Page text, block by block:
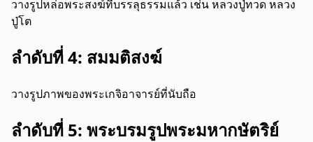
วางรูปหล่อพระสงฆ์ที่บรรลุธรรมแล้ว เช่น หลวงปู่ทวด หลวง
ปู่โต
ลำดับที่ 4: สมมติสงฆ์
วางรูปภาพของพระเกจิอาจารย์ที่นับถือ
ลำดับที่ 5: พระบรมรูปพระมหากษัตริย์